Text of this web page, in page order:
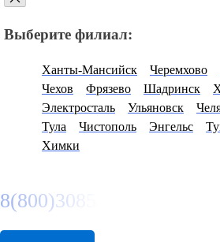
Выберите филиал:
Ханты-Мансийск Черемхово
Чехов
Фрязево Шадринск
Электросталь
Ульяновск
Тула
Чистополь Энгельс
Химки
8(800)3085303